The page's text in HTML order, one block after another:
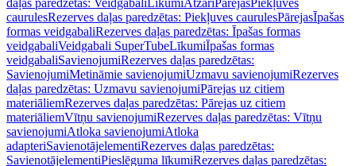
daļas paredzētas: Veidgabali LīkumiAtzari PārejasPiekļuves
caurulesRezerves daļas paredzētas: Piekļuves caurulesPārejasĪpašas
formas veidgabaliRezerves daļas paredzētas: Īpašas formas
veidgabaliVeidgabali SuperTubeLīkumiĪpašas formas
veidgabaliSavienojumiRezerves daļas paredzētas:
SavienojumiMetināmie savienojumiUzmavu savienojumiRezerves
daļas paredzētas: Uzmavu savienojumiPārejas uz citiem
materiāliemRezerves daļas paredzētas: Pārejas uz citiem
materiāliemVītņu savienojumiRezerves daļas paredzētas: Vītņu
savienojumiAtloka savienojumiAtloka
adapteriSavienotājelementiRezerves daļas paredzētas:
SavienotājelementiPieslēguma līkumiRezerves daļas paredzētas: